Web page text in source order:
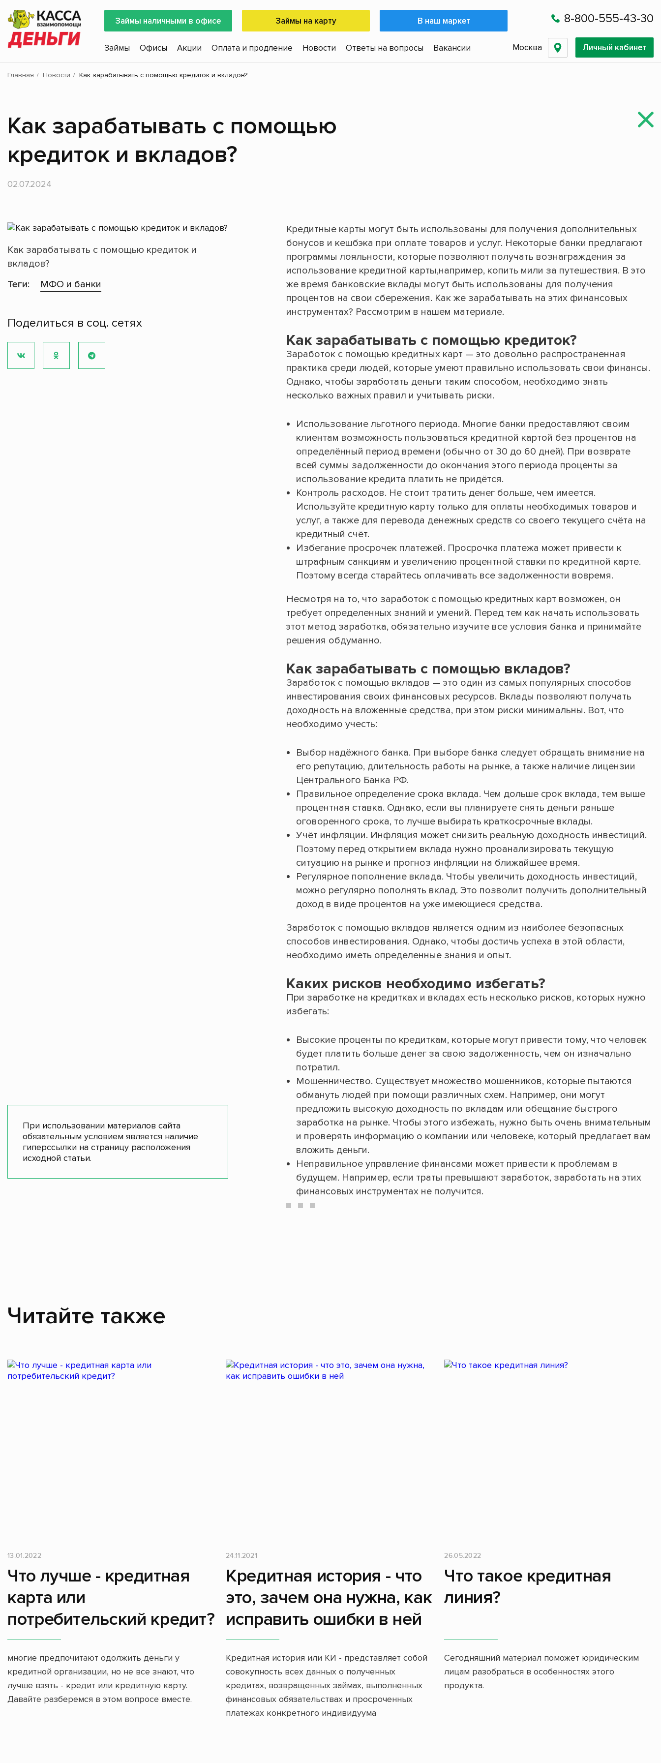
Займы наличными в офисе Займы на карту В наш маркет 8-800-555-43-30
Займы Офисы Акции Оплата и продление Новости Ответы на вопросы Вакансии Москва Личный кабинет
Главная Новости Как зарабатывать с помощью кредиток и вкладов?
Как зарабатывать с помощью
кредиток и вкладов?
02.07.2024
Как зарабатывать с помощью кредиток и
вкладов?
Теги:
МФО и банки
Поделиться в соц. сетях
При использовании материалов сайта
обязательным условием является наличие
гиперссылки на страницу расположения
исходной статьи.
Кредитные карты могут быть использованы для получения дополнительных
бонусов и кешбэка при оплате товаров и услуг. Некоторые банки предлагают
программы лояльности, которые позволяют получать вознаграждения за
использование кредитной карты,например, копить мили за путешествия. В это
же время банковские вклады могут быть использованы для получения
процентов на свои сбережения. Как же зарабатывать на этих финансовых
инструментах? Рассмотрим в нашем материале.
Как зарабатывать с помощью кредиток?
Заработок с помощью кредитных карт — это довольно распространенная
практика среди людей, которые умеют правильно использовать свои финансы.
Однако, чтобы заработать деньги таким способом, необходимо знать
несколько важных правил и учитывать риски.
Использование льготного периода. Многие банки предоставляют своим
клиентам возможность пользоваться кредитной картой без процентов на
определённый период времени (обычно от 30 до 60 дней). При возврате
всей суммы задолженности до окончания этого периода проценты за
использование кредита платить не придётся.
Контроль расходов. Не стоит тратить денег больше, чем имеется.
Используйте кредитную карту только для оплаты необходимых товаров и
услуг, а также для перевода денежных средств со своего текущего счёта на
кредитный счёт.
Избегание просрочек платежей. Просрочка платежа может привести к
штрафным санкциям и увеличению процентной ставки по кредитной карте.
Поэтому всегда старайтесь оплачивать все задолженности вовремя.
Несмотря на то, что заработок с помощью кредитных карт возможен, он
требует определенных знаний и умений. Перед тем как начать использовать
этот метод заработка, обязательно изучите все условия банка и принимайте
решения обдуманно.
Как зарабатывать с помощью вкладов?
Заработок с помощью вкладов — это один из самых популярных способов
инвестирования своих финансовых ресурсов. Вклады позволяют получать
доходность на вложенные средства, при этом риски минимальны. Вот, что
необходимо учесть:
Выбор надёжного банка. При выборе банка следует обращать внимание на
его репутацию, длительность работы на рынке, а также наличие лицензии
Центрального Банка РФ.
Правильное определение срока вклада. Чем дольше срок вклада, тем выше
процентная ставка. Однако, если вы планируете снять деньги раньше
оговоренного срока, то лучше выбирать краткосрочные вклады.
Учёт инфляции. Инфляция может снизить реальную доходность инвестиций.
Поэтому перед открытием вклада нужно проанализировать текущую
ситуацию на рынке и прогноз инфляции на ближайшее время.
Регулярное пополнение вклада. Чтобы увеличить доходность инвестиций,
можно регулярно пополнять вклад. Это позволит получить дополнительный
доход в виде процентов на уже имеющиеся средства.
Заработок с помощью вкладов является одним из наиболее безопасных
способов инвестирования. Однако, чтобы достичь успеха в этой области,
необходимо иметь определенные знания и опыт.
Каких рисков необходимо избегать?
При заработке на кредитках и вкладах есть несколько рисков, которых нужно
избегать:
Высокие проценты по кредиткам, которые могут привести тому, что человек
будет платить больше денег за свою задолженность, чем он изначально
потратил.
Мошенничество. Существует множество мошенников, которые пытаются
обмануть людей при помощи различных схем. Например, они могут
предложить высокую доходность по вкладам или обещание быстрого
заработка на рынке. Чтобы этого избежать, нужно быть очень внимательным
и проверять информацию о компании или человеке, который предлагает вам
вложить деньги.
Неправильное управление финансами может привести к проблемам в
будущем. Например, если траты превышают заработок, заработать на этих
финансовых инструментах не получится.
Читайте также
13.01.2022
Что лучше - кредитная
карта или
потребительский кредит?
многие предпочитают одолжить деньги у
кредитной организации, но не все знают, что
лучше взять - кредит или кредитную карту.
Давайте разберемся в этом вопросе вместе.
24.11.2021
Кредитная история - что
это, зачем она нужна, как
исправить ошибки в ней
Кредитная история или КИ - представляет собой
совокупность всех данных о полученных
кредитах, возвращенных займах, выполненных
финансовых обязательствах и просроченных
платежах конкретного индивидуума
26.05.2022
Что такое кредитная
линия?
Сегодняшний материал поможет юридическим
лицам разобраться в особенностях этого
продукта.